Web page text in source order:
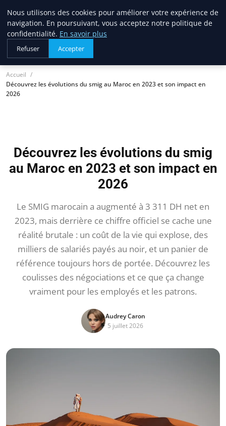
lostpages
BUSINESS INSIGHTS
Accueil
Découvrez les évolutions du smig au Maroc en 2023 et son impact en
2026
Découvrez les évolutions du smig
au Maroc en 2023 et son impact en
2026
Le SMIG marocain a augmenté à 3 311 DH net en
2023, mais derrière ce chiffre officiel se cache une
réalité brutale : un coût de la vie qui explose, des
milliers de salariés payés au noir, et un panier de
référence toujours hors de portée. Découvrez les
coulisses des négociations et ce que ça change
vraiment pour les employés et les patrons.
Audrey Caron
5 juillet 2026
Nous utilisons des cookies pour améliorer votre expérience de
navigation. En poursuivant, vous acceptez notre politique de
confidentialité. En savoir plus
Refuser Accepter